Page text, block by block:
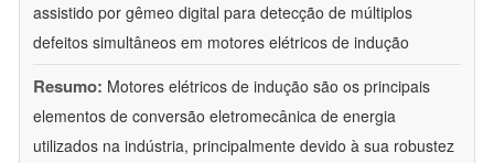
assistido por gêmeo digital para detecção de múltiplos
defeitos simultâneos em motores elétricos de indução
Resumo: Motores elétricos de indução são os principais
elementos de conversão eletromecânica de energia
utilizados na indústria, principalmente devido à sua robustez